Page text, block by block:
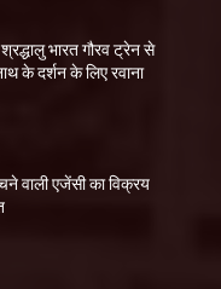
भारत गौरव ट्रेन से
के दर्शन के लिए रवाना
वाली एजेंसी का विक्रय